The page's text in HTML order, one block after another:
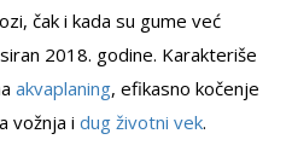
čak i kada su gume već
2018. godine. Karakteriše
akvaplaning, efikasno kočenje
vožnja i dug životni vek.